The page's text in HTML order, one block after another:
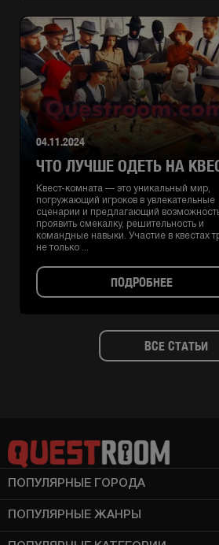
ЧТО ЛУЧШЕ ОДЕТЬ НА
Квест-комната — это уникальный мир,
погружающий игроков в увлекательные
сценарии и предлагающий
проявить смекалку, решительность и
командные навыки. Участие в квестах
не только ...
04.11.2024
ПОДРОБНЕЕ
ВСЕ СТАТЬИ
ПОПУЛЯРНЫЕ ГОРОДА
ПОПУЛЯРНЫЕ ЖАНРЫ